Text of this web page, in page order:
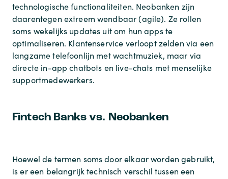
technologische functionaliteiten. Neobanken zijn
daarentegen extreem wendbaar (agile). Ze rollen
soms wekelijks updates uit om hun apps te
optimaliseren. Klantenservice verloopt zelden via een
langzame telefoonlijn met wachtmuziek, maar via
directe in-app chatbots en live-chats met menselijke
supportmedewerkers.
Fintech Banks vs. Neobanken
Hoewel de termen soms door elkaar worden gebruikt,
is er een belangrijk technisch verschil tussen een